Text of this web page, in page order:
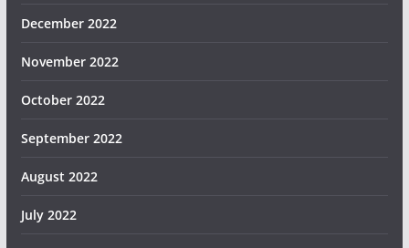
December 2022
November 2022
October 2022
September 2022
August 2022
July 2022